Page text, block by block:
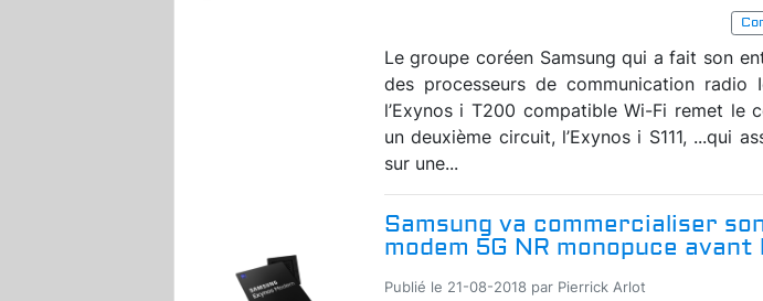
Le groupe coréen Samsung qui a fait son
des processeurs de communication radio
l’Exynos i T200 compatible Wi-Fi remet le
un deuxième circuit, l’Exynos i S111, ...qui
sur une...
Samsung va commercialiser
modem 5G NR monopuce avant
Publié le 21-08-2018 par Pierrick Arlot